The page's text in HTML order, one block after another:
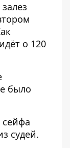
о 120
было
судей.